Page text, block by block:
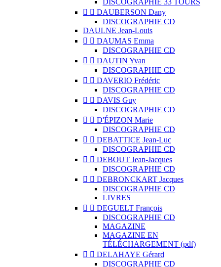
DISCOGRAPHIE 33 TOURS
  DAUBERSON Dany
DISCOGRAPHIE CD
DAULNE Jean-Louis
  DAUMAS Emma
DISCOGRAPHIE CD
  DAUTIN Yvan
DISCOGRAPHIE CD
  DAVERIO Frédéric
DISCOGRAPHIE CD
  DAVIS Guy
DISCOGRAPHIE CD
  D'ÉPIZON Marie
DISCOGRAPHIE CD
  DEBATTICE Jean-Luc
DISCOGRAPHIE CD
  DEBOUT Jean-Jacques
DISCOGRAPHIE CD
  DEBRONCKART Jacques
DISCOGRAPHIE CD
LIVRES
  DEGUELT François
DISCOGRAPHIE CD
MAGAZINE
MAGAZINE EN
TÉLÉCHARGEMENT (pdf)
  DELAHAYE Gérard
DISCOGRAPHIE CD